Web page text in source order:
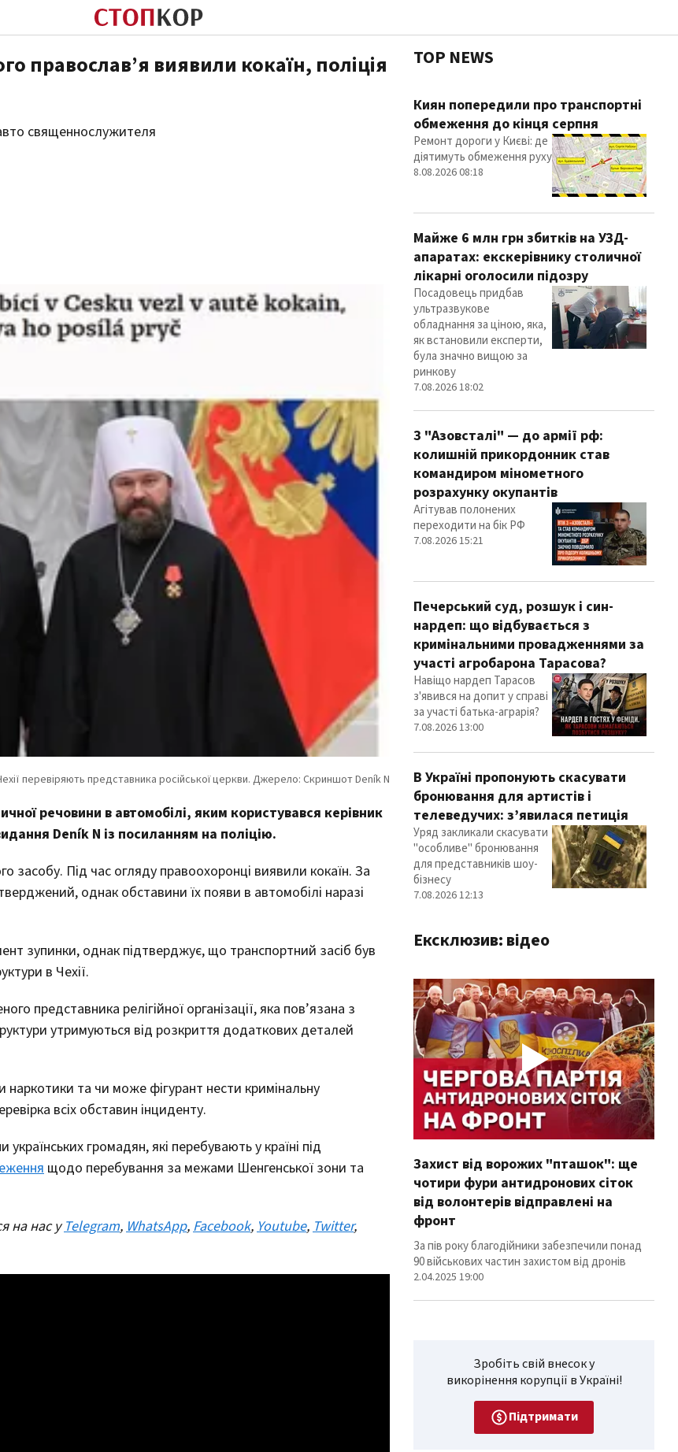
православ’я виявили кокаїн, поліція
авто священнослужителя
речовини в автомобілі, яким користувався керівник
Deník N із посиланням на поліцію.
засобу. Під час огляду правоохоронці виявили кокаїн. За
однак обставини їх появи в автомобілі наразі
зупинки, однак підтверджує, що транспортний засіб був
в Чехії.
представника релігійної організації, яка пов’язана з
утримуються від розкриття додаткових деталей
та чи може фігурант нести кримінальну
всіх обставин інциденту.
громадян, які перебувають у країні під
щодо перебування за межами Шенгенської зони та
на нас уTelegram,WhatsApp,Facebook,Youtube,Twitter,
TOP NEWS
Киян попередили про транспортні
обмеження до кінця серпня
Ремонт дороги у Києві: де
діятимуть обмеження руху
8.08.2026 08:18
Майже 6 млн грн збитків на УЗД-
апаратах: екскерівнику столичної
лікарні оголосили підозру
Посадовець придбав
ультразвукове
обладнання за ціною, яка,
як встановили експерти,
була значно вищою за
ринкову
7.08.2026 18:02
З "Азовсталі" — до армії рф:
колишній прикордонник став
командиром мінометного
розрахунку окупантів
Агітував полонених
переходити на бік РФ
7.08.2026 15:21
Печерський суд, розшук і син-
нардеп: що відбувається з
кримінальними провадженнями за
участі агробарона Тарасова?
Навіщо нардеп Тарасов
з'явився на допит у справі
за участі батька-аграрія?
7.08.2026 13:00
В Україні пропонують скасувати
бронювання для артистів і
телеведучих: з’явилася петиція
Уряд закликали скасувати
"особливе" бронювання
для представників шоу-
бізнесу
7.08.2026 12:13
Ексклюзив: відео
Захист від ворожих "пташок": ще
чотири фури антидронових сіток
від волонтерів відправлені на
фронт
За пів року благодійники забезпечили понад
90 військових частин захистом від дронів
2.04.2025 19:00
Зробіть свій внесок у
викорінення корупції в Україні!
Підтримати